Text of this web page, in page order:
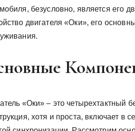
безусловно, является его
двигателя «Оки», его
«Оки» – это четырехтактный
хотя и проста, включает